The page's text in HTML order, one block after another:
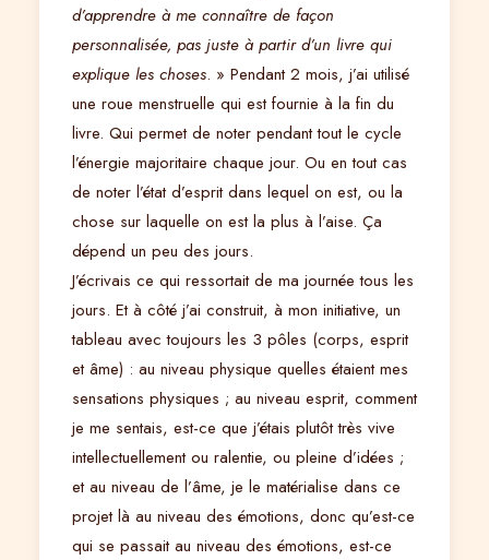
d’apprendre à me connaître de façon
personnalisée, pas juste à partir d’un livre qui
explique les choses. » Pendant 2 mois, j’ai utilisé
une roue menstruelle qui est fournie à la fin du
livre. Qui permet de noter pendant tout le cycle
l’énergie majoritaire chaque jour. Ou en tout cas
de noter l’état d’esprit dans lequel on est, ou la
chose sur laquelle on est la plus à l’aise. Ça
dépend un peu des jours.
J’écrivais ce qui ressortait de ma journée tous les
jours. Et à côté j’ai construit, à mon initiative, un
tableau avec toujours les 3 pôles (corps, esprit
et âme) : au niveau physique quelles étaient mes
sensations physiques ; au niveau esprit, comment
je me sentais, est-ce que j’étais plutôt très vive
intellectuellement ou ralentie, ou pleine d’idées ;
et au niveau de l’âme, je le matérialise dans ce
projet là au niveau des émotions, donc qu’est-ce
qui se passait au niveau des émotions, est-ce